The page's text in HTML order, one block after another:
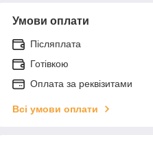
Умови оплати
Післяплата
Готівкою
Оплата за реквізитами
Всі умови оплати